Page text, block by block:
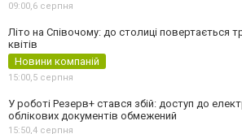
09:00,6 серпня
Літо на Співочому: до столиці повертається
квітів
Новини компаній
15:00,5 серпня
У роботі Резерв+ стався збій: доступ до
облікових документів обмежений
15:50,4 серпня